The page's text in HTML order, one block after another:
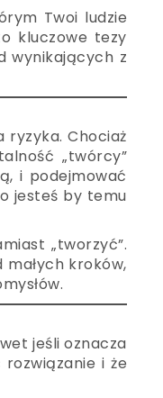
Twoi ludzie
kluczowe tezy
wynikających z
ryzyka. Chociaż
„twórcy”
i podejmować
jesteś by temu
„tworzyć”.
kroków,
jeśli oznacza
rozwiązanie i że